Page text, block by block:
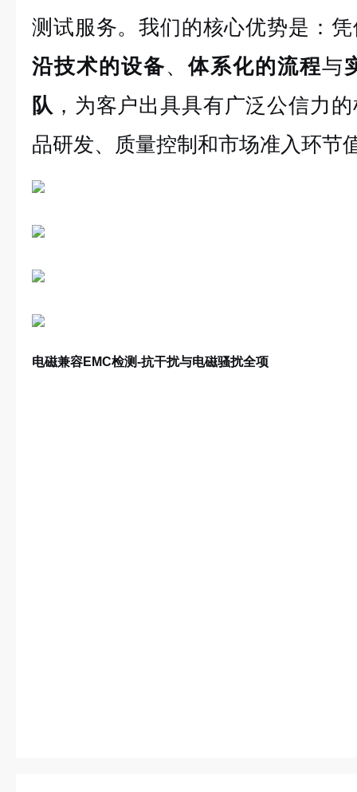
测试服务。我们的核心优势是：
沿技术的设备、体系化的流程与
队 ， 为客户出具具有广泛公信力
品研发、质量控制和市场准入环节
电磁兼容EMC检测-抗干扰与电磁骚扰全项